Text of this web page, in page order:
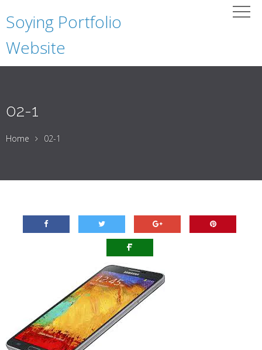
Soying Portfolio
Website
02-1
Home 02-1